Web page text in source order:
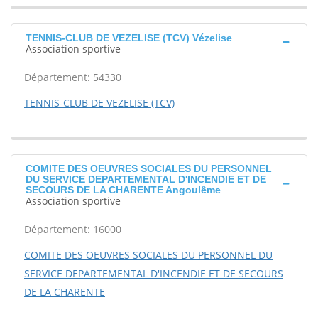
TENNIS-CLUB DE VEZELISE (TCV) Vézelise
Association sportive
Département: 54330
TENNIS-CLUB DE VEZELISE (TCV)
COMITE DES OEUVRES SOCIALES DU PERSONNEL
DU SERVICE DEPARTEMENTAL D'INCENDIE ET DE
SECOURS DE LA CHARENTE Angoulême
Association sportive
Département: 16000
COMITE DES OEUVRES SOCIALES DU PERSONNEL DU
SERVICE DEPARTEMENTAL D'INCENDIE ET DE SECOURS
DE LA CHARENTE